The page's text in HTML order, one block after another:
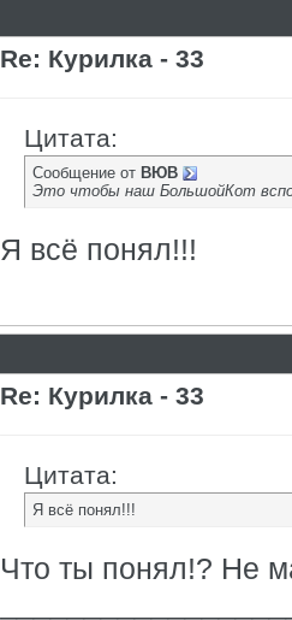
Re: Курилка - 33
Цитата:
Сообщение от ВЮВ
Это чтобы наш БольшойКот
Я всё понял!!!
Re: Курилка - 33
Цитата:
Я всё понял!!!
Что ты понял!? Не